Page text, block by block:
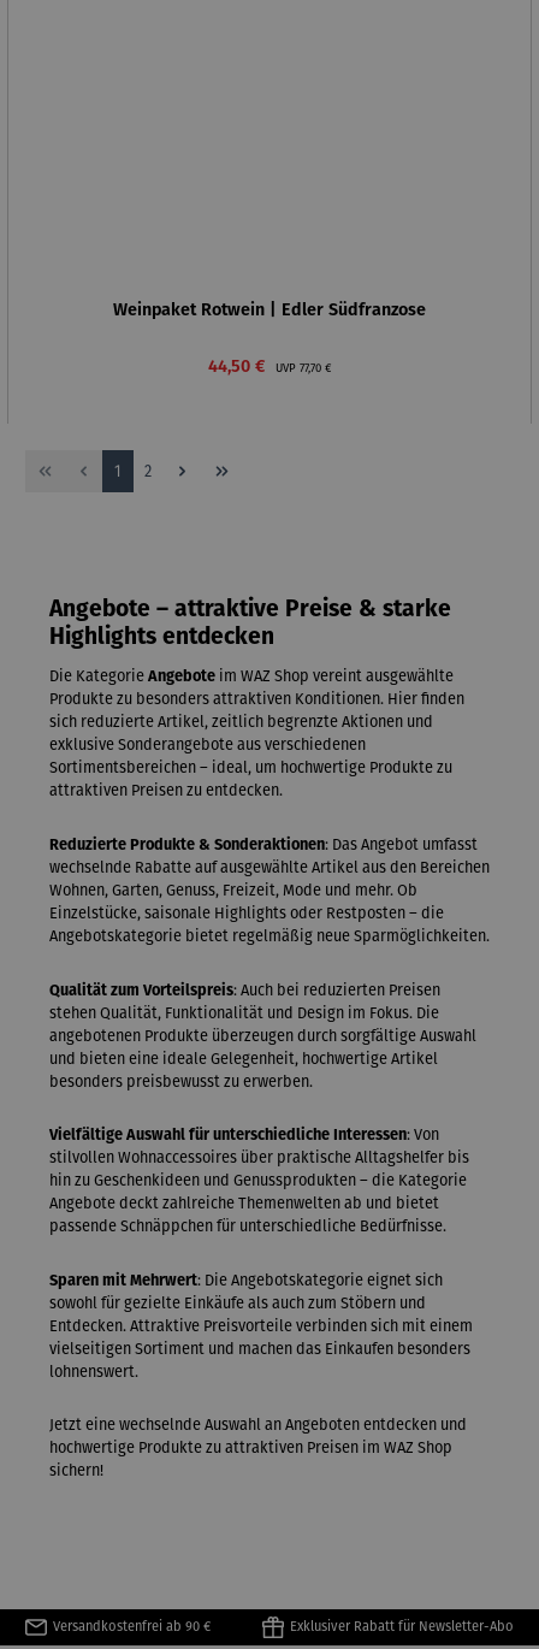
Weinpaket Rotwein | Edler Südfranzose
Verkaufspreis:
44,50 € UVP Regulärer Preis:
77,70 €
Seite
1 Seite
2
Angebote – attraktive Preise & starke
Highlights entdecken
Die Kategorie Angebote im WAZ Shop vereint ausgewählte
Produkte zu besonders attraktiven Konditionen. Hier finden
sich reduzierte Artikel, zeitlich begrenzte Aktionen und
exklusive Sonderangebote aus verschiedenen
Sortimentsbereichen – ideal, um hochwertige Produkte zu
attraktiven Preisen zu entdecken.
Reduzierte Produkte & Sonderaktionen: Das Angebot umfasst
wechselnde Rabatte auf ausgewählte Artikel aus den Bereichen
Wohnen, Garten, Genuss, Freizeit, Mode und mehr. Ob
Einzelstücke, saisonale Highlights oder Restposten – die
Angebotskategorie bietet regelmäßig neue Sparmöglichkeiten.
Qualität zum Vorteilspreis: Auch bei reduzierten Preisen
stehen Qualität, Funktionalität und Design im Fokus. Die
angebotenen Produkte überzeugen durch sorgfältige Auswahl
und bieten eine ideale Gelegenheit, hochwertige Artikel
besonders preisbewusst zu erwerben.
Vielfältige Auswahl für unterschiedliche Interessen: Von
stilvollen Wohnaccessoires über praktische Alltagshelfer bis
hin zu Geschenkideen und Genussprodukten – die Kategorie
Angebote deckt zahlreiche Themenwelten ab und bietet
passende Schnäppchen für unterschiedliche Bedürfnisse.
Sparen mit Mehrwert: Die Angebotskategorie eignet sich
sowohl für gezielte Einkäufe als auch zum Stöbern und
Entdecken. Attraktive Preisvorteile verbinden sich mit einem
vielseitigen Sortiment und machen das Einkaufen besonders
lohnenswert.
Jetzt eine wechselnde Auswahl an Angeboten entdecken und
hochwertige Produkte zu attraktiven Preisen im WAZ Shop
sichern!
Versandkostenfrei ab 90 € Exklusiver Rabatt für Newsletter-Abo